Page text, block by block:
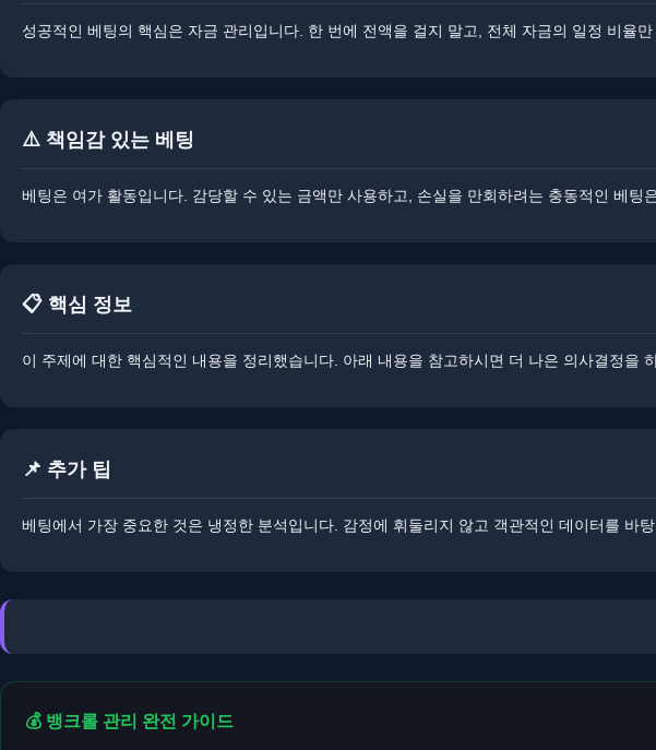
성공적인 베팅의 핵심은 자금 관리입니다. ​한 번에 전액을 걸지 말고, 전체 자금의 일정 비율
⚠️ 책임감 있는 베팅
베팅은 여가 활동입니다. ​​감당할 수 있는 금액만 사용하고, 손실을 만회하려는 충동적인 베
📋 핵심 정보
이 주제에 대한 핵심적인 내용을 정리했습니다. ​​아래 내용을 참고하시면 더 나은 의사결정을
📌 추가 팁
베팅에서 가장 중요한 것은 냉정한 분석입니다. ​​감정에 휘둘리지 않고 객관적인 데이터를 바
💰 뱅크롤 관리 완전 가이드